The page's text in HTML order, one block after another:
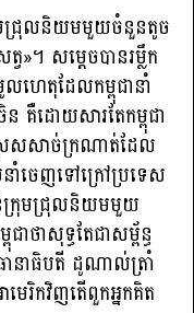
មជ្រុលនិយមមួយចំនួនតូច
»។ សម្ដេចបានរម្លឹក
េតុដែលកម្ពុជានាំ
គឺដោយសារតែកម្ពុជា
សេសសាច់ក្រណាត់ដែល
នាំចេញទៅក្រៅប្រទេស
ក្រុមជ្រុលនិយមមួយ
ថាសុទ្ធតែជាសម្ព័ន្ធ
ានាធិបតី ដូណាល់ត្រាំ
េរិកវិញតើពួកអ្នកគិត